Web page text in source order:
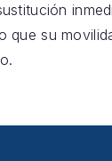
que su